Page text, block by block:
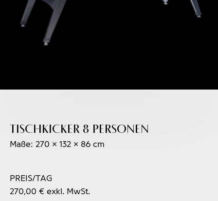
Tischkicker 8 Personen
Maße: 270 x 132 x 86 cm
PREIS/TAG
270,00 € exkl. MwSt.